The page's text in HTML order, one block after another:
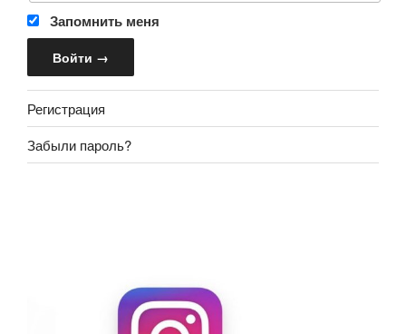
Запомнить меня
Регистрация
Забыли пароль?